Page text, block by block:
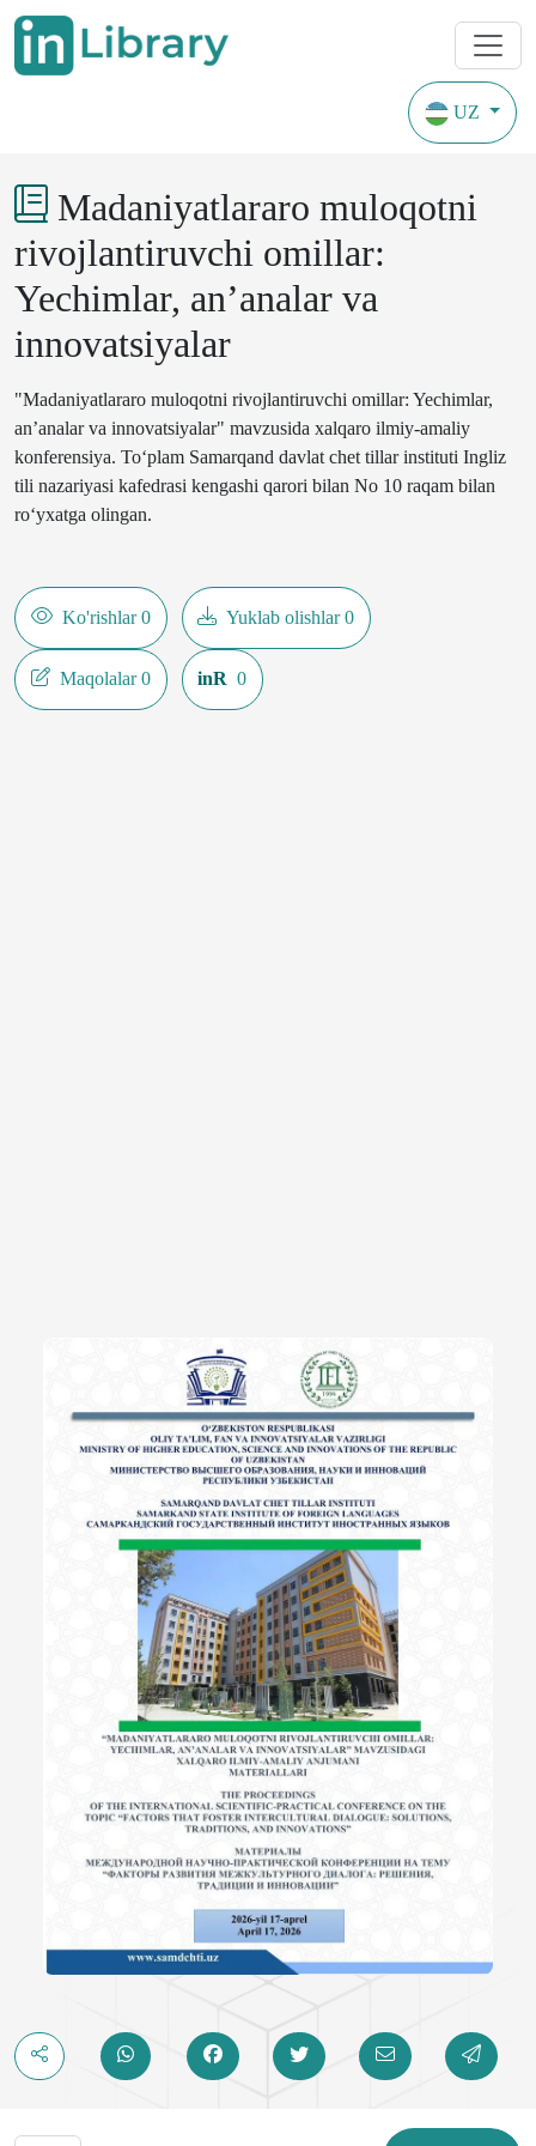
UZ
Yildan beri qamrab olingan yillar 2026
Madaniyatlararo muloqotni
rivojlantiruvchi omillar:
Yechimlar, an’analar va
innovatsiyalar
"Madaniyatlararo muloqotni rivojlantiruvchi omillar: Yechimlar,
an’analar va innovatsiyalar" mavzusida xalqaro ilmiy-amaliy
konferensiya. To‘plam Samarqand davlat chet tillar instituti Ingliz
tili nazariyasi kafedrasi kengashi qarori bilan No 10 raqam bilan
ro‘yxatga olingan.
Ko'rishlar 0 Yuklab olishlar 0
Maqolalar 0 inR 0